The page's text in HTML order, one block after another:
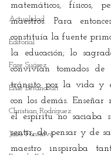
Actualidad
Editorial
Fare Suárez
Elsie Betancourt
Christian Rodríguez
Jairo Fontalvo
matemáticos, físicos,
maestros. Para
constituía la fuente
la educación; lo
convivían tomados
tránsito por la vida y
con los demás. Enseñar
el espíritu no saciaba
sentir, de pensar y de
maestro inspiraba